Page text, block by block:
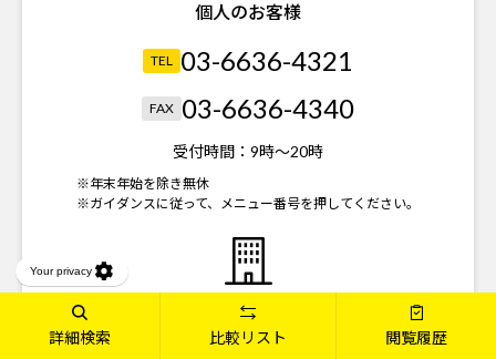
個人のお客様
TEL 03-6636-4321
FAX 03-6636-4340
受付時間： 9時～20時
※年末年始を除き無休
※ガイダンスに従って、メニュー番号を押してください。
法人のお客様
詳細検索 比較リスト 閲覧履歴